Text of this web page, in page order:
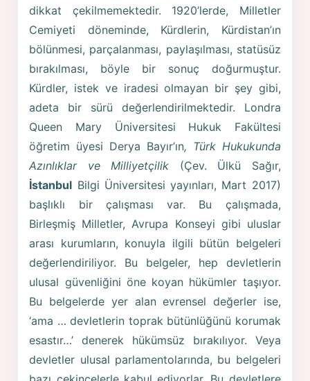
dikkat çekilmemektedir. 1920’lerde, Milletler
Cemiyeti döneminde, Kürdlerin, Kürdistan’ın
bölünmesi, parçalanması, paylaşılması, statüsüz
bırakılması, böyle bir sonuç doğurmuştur.
Kürdler, istek ve iradesi olmayan bir şey gibi,
adeta bir sürü değerlendirilmektedir. Londra
Queen Mary Üniversitesi Hukuk Fakültesi
öğretim üyesi Derya Bayır’ın, Türk Hukukunda
Azınlıklar ve Milliyetçilik (Çev. Ülkü Sağır,
İstanbul Bilgi Üniversitesi yayınları, Mart 2017)
başlıklı bir çalışması var. Bu çalışmada,
Birleşmiş Milletler, Avrupa Konseyi gibi uluslar
arası kurumların, konuyla ilgili bütün belgeleri
değerlendiriliyor. Bu belgeler, hep devletlerin
ulusal güvenliğini öne koyan hükümler taşıyor.
Bu belgelerde yer alan evrensel değerler ise,
‘ama … devletlerin toprak bütünlüğünü korumak
esastır…’ denerek hükümsüz bırakılıyor. Veya
devletler ulusal parlamentolarında, bu belgeleri